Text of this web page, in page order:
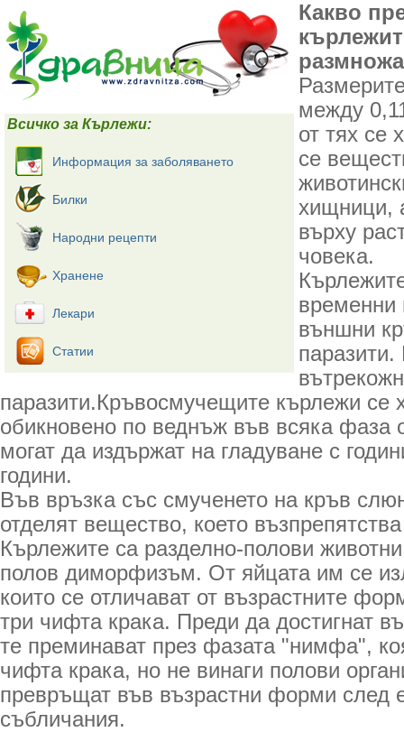
Всичко за Кърлежи:
Информация за заболяването
Билки
Народни рецепти
Хранене
Лекари
Статии
Какво
между
от тях се
се
хищници,
върху
човека.
временни
външни
паразити.
паразити.Кръвосмучещите кърлежи се
обикновено по веднъж във всяка фаза
могат да издържат на гладуване с
години.
Във връзка със смученето на кръв
отделят вещество, което
Кърлежите са разделно-полови
полов диморфизъм. От яйцата им се
които се отличават от възрастните
три чифта крака. Преди да достигнат
те преминават през фазата "нимфа",
чифта крака, но не винаги полови
превръщат във възрастни форми след
събличания.